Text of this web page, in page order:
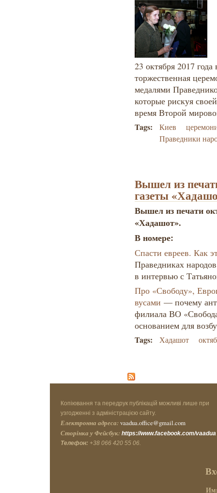
23 октября 2017 года
торжественная
медалями
которые рискуя
время Второй
Tags: Киев
Праведники
Вышел из
газеты
Вышел из печати
«Хадашот».
В номере:
Спасти евреев. Как
Праведниках
в интервью с
Про «Свободу»,
вусами — почему
филиала ВО
основанием для
Tags: Хадашот
Копіювання та передрук публікацій можливі лише при
узгодженні з адміністрацією сайту.
Електронна адреса: vaadua.office@gmail.com
Сторінка у Фейсбук: https://www.facebook.com/vaadua
Телефон: +38 066 420 55 06.